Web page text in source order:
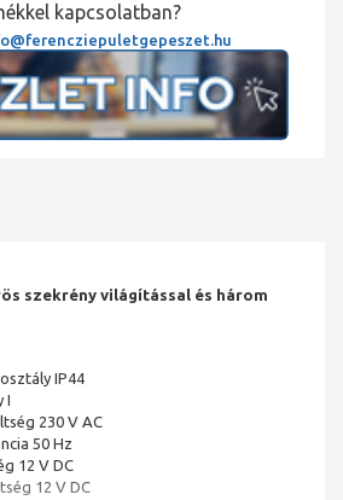
kapcsolatban?
szekrény világítással és három
IP44
I
230 V AC
50 Hz
12 V DC
12 V DC